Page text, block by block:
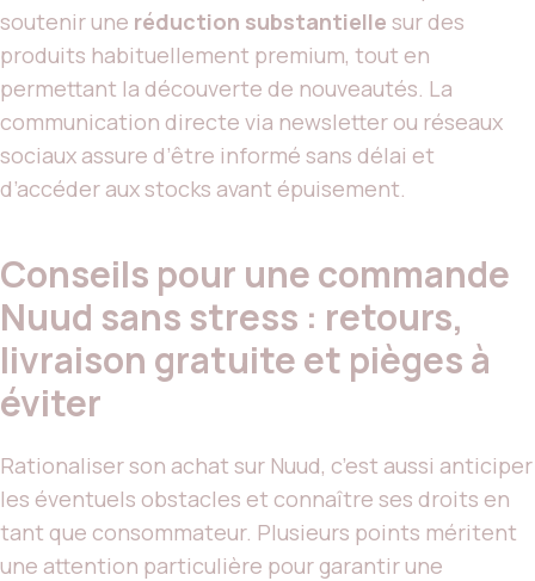
soutenir une réduction substantielle sur des
produits habituellement premium, tout en
permettant la découverte de nouveautés. La
communication directe via newsletter ou réseaux
sociaux assure d’être informé sans délai et
d’accéder aux stocks avant épuisement.
Conseils pour une commande
Nuud sans stress : retours,
livraison gratuite et pièges à
éviter
Rationaliser son achat sur Nuud, c’est aussi anticiper
les éventuels obstacles et connaître ses droits en
tant que consommateur. Plusieurs points méritent
une attention particulière pour garantir une